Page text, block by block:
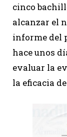
cinco
alcanzar el
informe del
hace unos
evaluar la
la eficacia